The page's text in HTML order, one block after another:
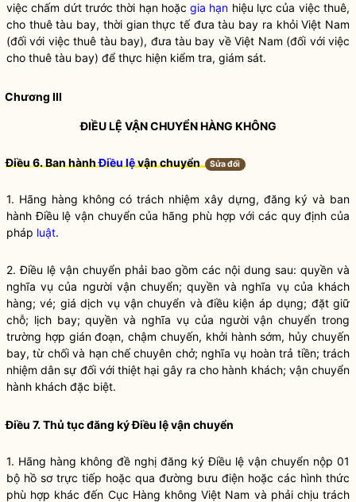
việc chấm dứt trước thời hạn hoặcgia hạn hiệu lực của việc thuê,
cho thuêtàu bay, thời gian thực tế đưatàu bay ra khỏi Việt Nam
(đối với việc thuê tàu bay), đưatàu bay về Việt Nam (đối với việc
cho thuê tàu bay) để thực hiện kiểm tra, giám sát.
Chương III
ĐIỀU LỆ VẬN CHUYỂNHÀNG KHÔNG
Điều 6. Ban hànhĐiều lệvận chuyển Sửa đổi
1. Hãng hàng không có trách nhiệm xây dựng, đăng ký và ban
hànhĐiều lệ vận chuyểncủa hãng phù hợp với các quy định của
pháp luật.
2.Điều lệ vận chuyển phải bao gồm các nội dung sau: quyền và
nghĩa vụ của người vận chuyển; quyền và nghĩa vụ của khách
hàng; vé; giá dịch vụ vận chuyển và điều kiện áp dụng; đặt giữ
chỗ; lịch bay; quyền và nghĩa vụ của người vận chuyển trong
trường hợp gián đoạn, chậm chuyến, khởi hành sớm, hủy chuyến
bay, từ chối và hạn chế chuyên chở; nghĩa vụ hoàn trả tiền; trách
nhiệm dân sự đối với thiệt hại gây ra cho hành khách; vận chuyển
hành khách đặc biệt.
Điều 7. Thủ tục đăng kýĐiều lệ vận chuyển
1. Hãng hàng không đề nghị đăng kýĐiều lệ vận chuyển nộp 01
bộ hồ sơ trực tiếp hoặc qua đường bưu điện hoặc các hình thức
phù hợp khác đến Cục Hàng không Việt Nam và phải chịu trách